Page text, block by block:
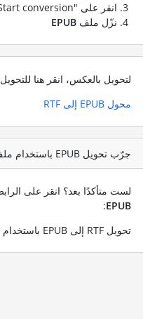
انقر على "Start conversion" لتحويل ملفك من
نزّل ملف EPUB
لتحويل بالعكس، انقر هنا
محول EPUB إلى RTF
جرّب تحويل EPUB باستخدام ملف اختبار RTF
لست متأكدًا بعد؟ انقر على
EPUB
:
تحويل RTF إلى EPUB باستخدام ملف RTF التجريبي الخاص بنا